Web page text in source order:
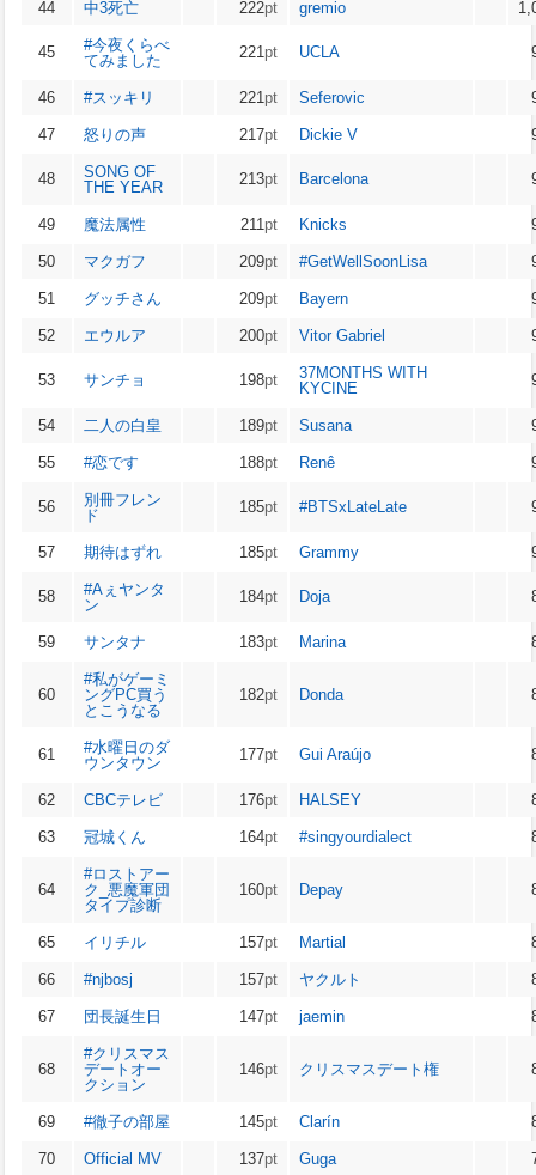
44 中3死亡 222pt gremio
45
#今夜くらべ
てみました
221pt UCLA
46 #スッキリ 221pt Seferovic
47 怒りの声 217pt Dickie V
48
SONG OF
THE YEAR
213pt Barcelona
49 魔法属性 211pt Knicks
50 マクガフ 209pt #GetWellSoonLisa
51 グッチさん 209pt Bayern
52 エウルア 200pt Vitor Gabriel
53 サンチョ 198pt
37MONTHS WITH
KYCINE
54 二人の白皇 189pt Susana
55 #恋です 188pt Renê
56
別冊フレン
ド
185pt #BTSxLateLate
57 期待はずれ 185pt Grammy
58
#Aぇヤンタ
ン
184pt Doja
59 サンタナ 183pt Marina
60
#私がゲーミ
ングPC買う
とこうなる
182pt Donda
61
#水曜日のダ
ウンタウン
177pt Gui Araújo
62 CBCテレビ 176pt HALSEY
63 冠城くん 164pt #singyourdialect
64
#ロストアー
ク_悪魔軍団
タイプ診断
160pt Depay
65 イリチル 157pt Martial
66 #njbosj 157pt ヤクルト
67 団長誕生日 147pt jaemin
68
#クリスマス
デートオー
クション
146pt クリスマスデート権
69 #徹子の部屋 145pt Clarín
70 Official MV 137pt Guga